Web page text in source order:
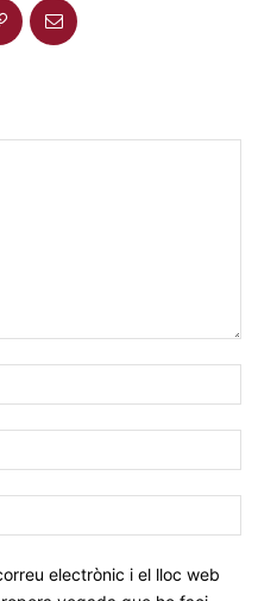
web:
electrònic i el lloc web